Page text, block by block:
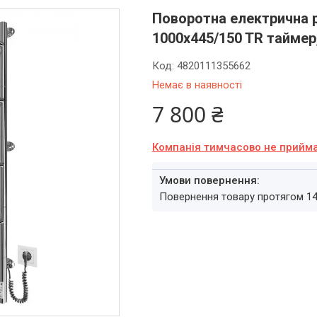
Поворотна електрична
1000x445/150 TR
Немає в наявності
Код: 4820111355662
7 800 ₴
Компанія тимчасово не
повернення товару протягом